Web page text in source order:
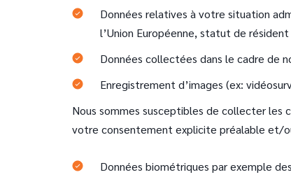
Données relatives à votre situation
l’Union Européenne, statut de
Données collectées dans le cadre de
Enregistrement d’images (ex:
Nous sommes susceptibles de collecter les
votre consentement explicite préalable et/
Données biométriques par exemple